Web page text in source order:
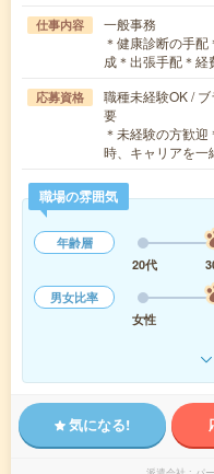
仕事内容
一般事務
＊健康診断の手
成＊出張手配＊
応募資格
職種未経験OK /
要
＊未経験の方歓
時、キャリアを
職場の雰囲気
年齢層
20代
男女比率
女性
気になる!